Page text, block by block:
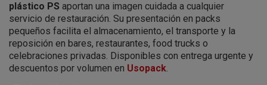
plástico PS aportan una imagen cuidada a cualquier
servicio de restauración. Su presentación en packs
pequeños facilita el almacenamiento, el transporte y la
reposición en bares, restaurantes, food trucks o
celebraciones privadas. Disponibles con entrega urgente y
descuentos por volumen en Usopack.